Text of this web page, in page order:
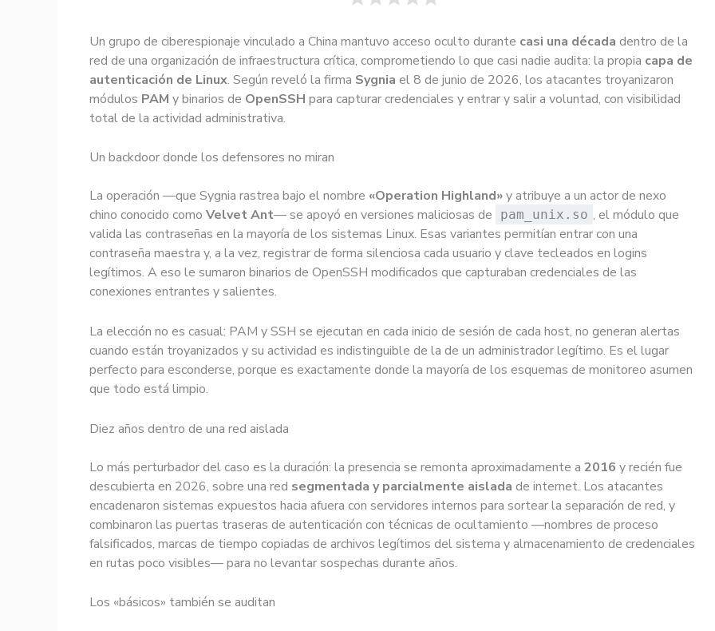
Un grupo de ciberespionaje vinculado a China mantuvo acceso oculto durante casi una década dentro de la
red de una organización de infraestructura crítica, comprometiendo lo que casi nadie audita: la propia capa de
autenticación de Linux. Según reveló la firma Sygnia el 8 de junio de 2026, los atacantes troyanizaron
módulos PAM y binarios de OpenSSH para capturar credenciales y entrar y salir a voluntad, con visibilidad
total de la actividad administrativa.
Un backdoor donde los defensores no miran
La operación —que Sygnia rastrea bajo el nombre «Operation Highland»y atribuye a un actor de nexo
chino conocido como Velvet Ant— se apoyó en versiones maliciosas de pam_unix.so , el módulo que
valida las contraseñas en la mayoría de los sistemas Linux. Esas variantes permitían entrar con una
contraseña maestra y, a la vez, registrar de forma silenciosa cada usuario y clave tecleados en logins
legítimos. A eso le sumaron binarios de OpenSSH modificados que capturaban credenciales de las
conexiones entrantes y salientes.
La elección no es casual: PAM y SSH se ejecutan en cada inicio de sesión de cada host, no generan alertas
cuando están troyanizados y su actividad es indistinguible de la de un administrador legítimo. Es el lugar
perfecto para esconderse, porque es exactamente donde la mayoría de los esquemas de monitoreo asumen
que todo está limpio.
Diez años dentro de una red aislada
Lo más perturbador del caso es la duración: la presencia se remonta aproximadamente a 2016 y recién fue
descubierta en 2026, sobre una red segmentada y parcialmente aislada de internet. Los atacantes
encadenaron sistemas expuestos hacia afuera con servidores internos para sortear la separación de red, y
combinaron las puertas traseras de autenticación con técnicas de ocultamiento —nombres de proceso
falsificados, marcas de tiempo copiadas de archivos legítimos del sistema y almacenamiento de credenciales
en rutas poco visibles— para no levantar sospechas durante años.
Los «básicos» también se auditan